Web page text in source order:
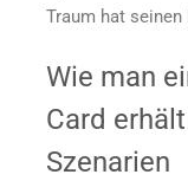
Traum hat
Wie man
Card erhält
Szenarien